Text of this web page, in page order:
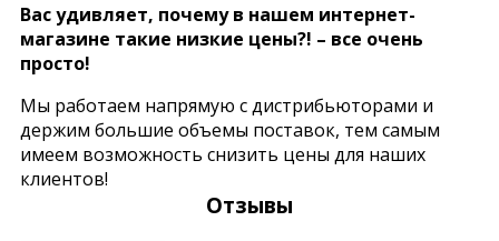
Вас удивляет, почему в нашем интернет-
магазине такие низкие цены?! – все очень
просто!
Мы работаем напрямую с дистрибьюторами и
держим большие объемы поставок, тем самым
имеем возможность снизить цены для наших
клиентов!
Отзывы